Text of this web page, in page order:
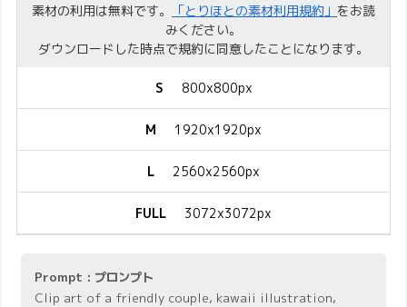
素材の利用は無料です。
「とりほとの素材利用規約」 をお読
みください。
ダウンロードした時点で規約に同意したことになります。
S 800x800px
M 1920x1920px
L 2560x2560px
FULL 3072x3072px
Prompt : プロンプト
Clip art of a friendly couple, kawaii illustration,